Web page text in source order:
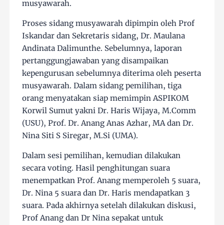
musyawarah.
Proses sidang musyawarah dipimpin oleh Prof
Iskandar dan Sekretaris sidang, Dr. Maulana
Andinata Dalimunthe. Sebelumnya, laporan
pertanggungjawaban yang disampaikan
kepengurusan sebelumnya diterima oleh peserta
musyawarah. Dalam sidang pemilihan, tiga
orang menyatakan siap memimpin ASPIKOM
Korwil Sumut yakni Dr. Haris Wijaya, M.Comm
(USU), Prof. Dr. Anang Anas Azhar, MA dan Dr.
Nina Siti S Siregar, M.Si (UMA).
Dalam sesi pemilihan, kemudian dilakukan
secara voting. Hasil penghitungan suara
menempatkan Prof. Anang memperoleh 5 suara,
Dr. Nina 5 suara dan Dr. Haris mendapatkan 3
suara. Pada akhirnya setelah dilakukan diskusi,
Prof Anang dan Dr Nina sepakat untuk